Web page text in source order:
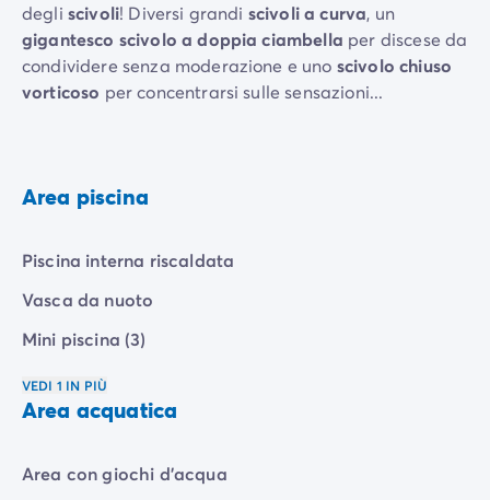
degli scivoli! Diversi grandi scivoli a curva, un
gigantesco scivolo a doppia ciambella per discese da
condividere senza moderazione e uno scivolo chiuso
vorticoso per concentrarsi sulle sensazioni...
Area piscina
Piscina interna riscaldata
Vasca da nuoto
Mini piscina (3)
VEDI 1 IN PIÙ
Area acquatica
Area con giochi d'acqua